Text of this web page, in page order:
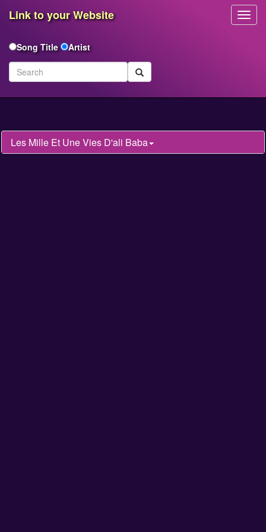
Les Mille Et Une Vies D'ali Baba
Link to your Website
Song Title Artist